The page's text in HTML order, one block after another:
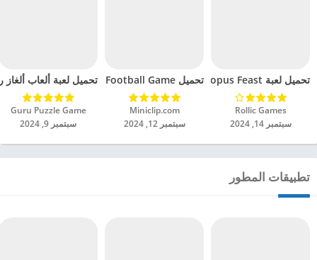
تحميل لعبة Octopus Feast مهكرة للاندرويد 2024
Rollic Games‏
سبتمبر 14, 2024
تحميل Soccer Hero PvP Football Game مهكرة للاندرويد 2024
Miniclip.com‏
سبتمبر 12, 2024
تحميل لعبة ألعاب ألغاز
Guru Puzzle Game‏
سبتمبر 9, 2024
تطبيقات المطور